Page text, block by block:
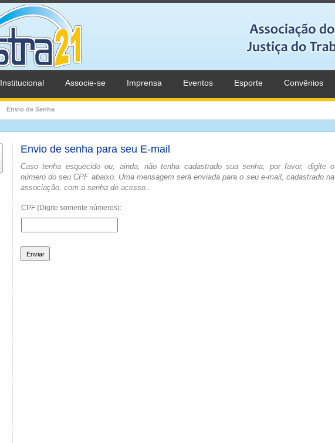
Institucional Associe-se Imprensa Eventos Esporte Convênios
Envio de Senha
Envio de senha para seu E-mail
Caso tenha esquecido ou, ainda, não tenha cadastrado sua senha, por favor, digite o
número do seu CPF abaixo. Uma mensagem será enviada para o seu e-mail, cadastrado na
associação, com a senha de acesso..
CPF (Digite somente números):